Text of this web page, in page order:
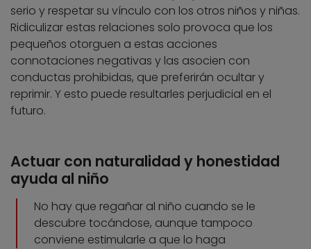
serio y respetar su vínculo con los otros niños y niñas.
Ridiculizar estas relaciones solo provoca que los
pequeños otorguen a estas acciones
connotaciones negativas y las asocien con
conductas prohibidas, que preferirán ocultar y
reprimir. Y esto puede resultarles perjudicial en el
futuro.
Actuar con naturalidad y honestidad
ayuda al niño
No hay que regañar al niño cuando se le
descubre tocándose, aunque tampoco
conviene estimularle a que lo haga